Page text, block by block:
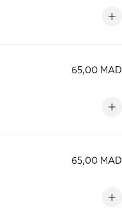
65,00 MAD
65,00 MAD